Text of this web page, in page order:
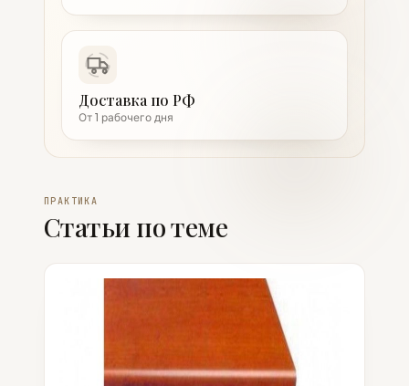
Доставка по РФ
От 1 рабочего дня
ПРАКТИКА
Статьи по теме